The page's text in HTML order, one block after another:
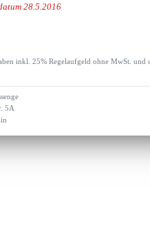
28.5.2016
inkl. 25% Regelaufgeld ohne MwSt. und
5A